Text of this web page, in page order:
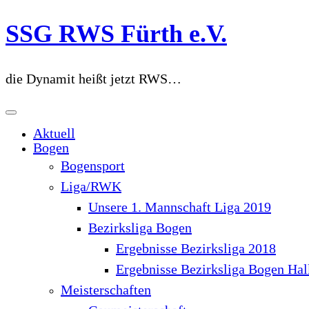
Zum
Inhalt
SSG RWS Fürth e.V.
die Dynamit heißt jetzt RWS…
Aktuell
Bogen
Bogensport
Liga/RWK
Unsere 1. Mannschaft Liga 2019
Bezirksliga Bogen
Ergebnisse Bezirksliga 2018
Ergebnisse Bezirksliga Bogen
Meisterschaften